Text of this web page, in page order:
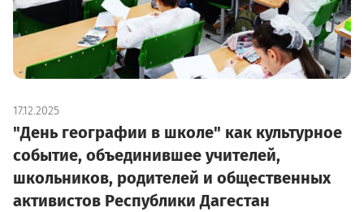
17.12.2025
"День географии в школе" как культурное
событие, объединившее учителей,
школьников, родителей и общественных
активистов Республики Дагестан